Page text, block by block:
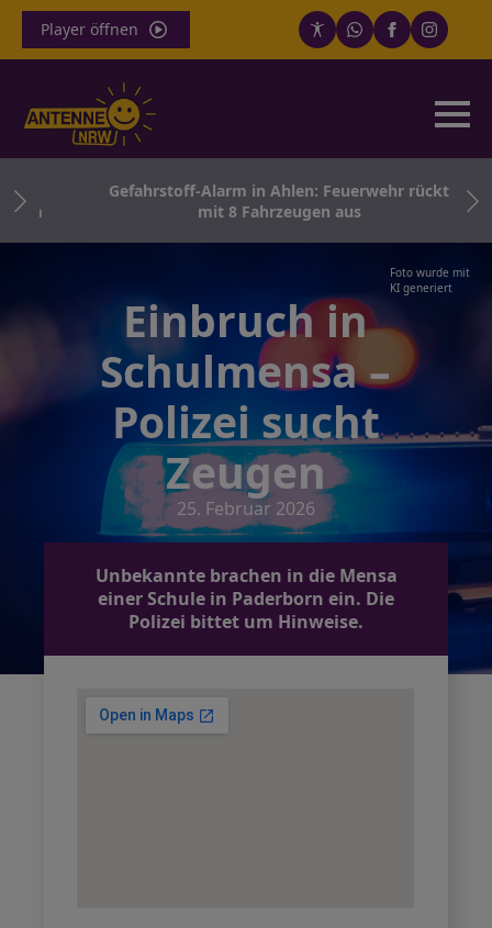
Player öffnen
Gefahrstoff-Alarm in Ahlen: Feuerwehr rückt
mit 8 Fahrzeugen aus
Foto wurde mit
KI generiert
Einbruch in
Schulmensa –
Polizei sucht
Zeugen
25. Februar 2026
Unbekannte brachen in die Mensa
einer Schule in Paderborn ein. Die
Polizei bittet um Hinweise.